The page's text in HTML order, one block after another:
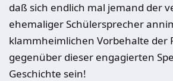
daß sich endlich mal jemand der
ehemaliger Schülersprecher
klammheimlichen Vorbehalte der
gegenüber dieser engagierten
Geschichte sein!